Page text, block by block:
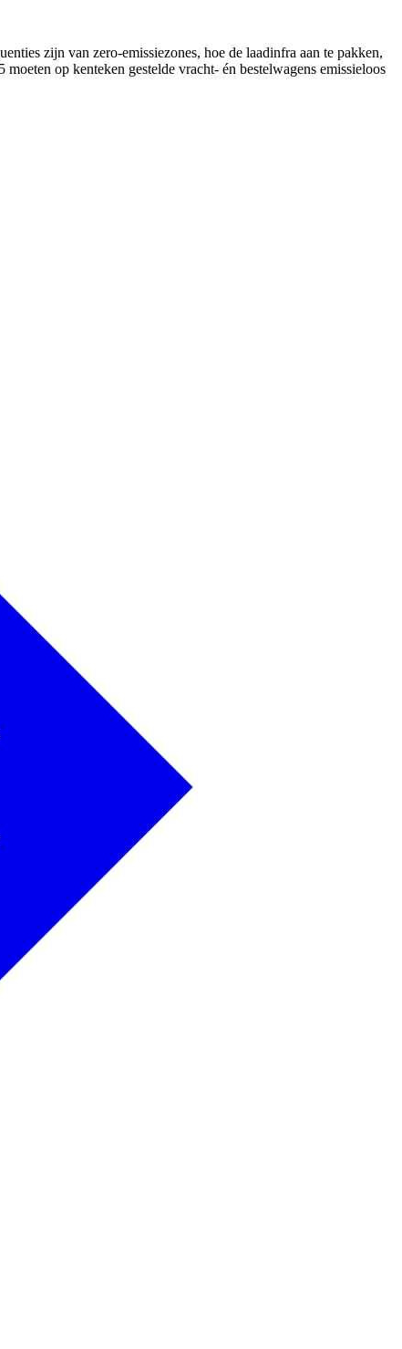
zijn van zero-emissiezones, hoe de laadinfra aan te pakken,
op kenteken gestelde vracht- én bestelwagens emissieloos